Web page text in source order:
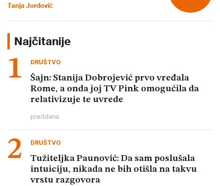
Tanja Jordović
Najčitanije
DRUŠTVO
Šajn: Stanija Dobrojević prvo vređala
Rome, a onda joj TV Pink omogućila da
relativizuje te uvrede
pre3dana
DRUŠTVO
Tužiteljka Paunović: Da sam poslušala
intuiciju, nikada ne bih otišla na takvu
vrstu razgovora